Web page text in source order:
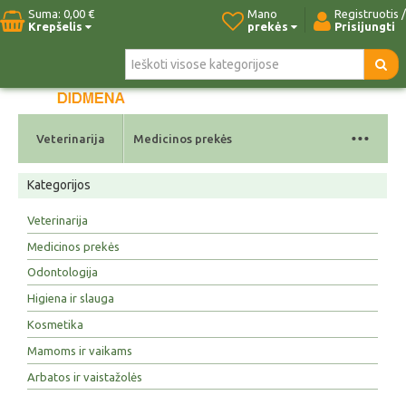
Suma: 0,00 €
Krepšelis
Registruotis /
Prisijungti
Mano
prekės
Pradžia Naujos prekės Kontaktai
Veterinarija Medicinos prekės ...
Kategorijos
Veterinarija
Medicinos prekės
Odontologija
Higiena ir slauga
Kosmetika
Mamoms ir vaikams
Arbatos ir vaistažolės